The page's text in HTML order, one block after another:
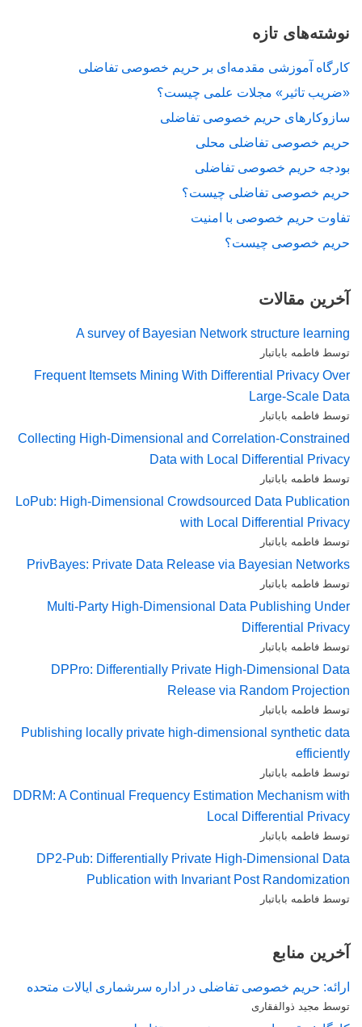
نوشته‌های تازه
کارگاه آموزشی مقدمه‌ای بر حریم خصوصی تفاضلی
«ضریب تاثیر» مجلات علمی چیست؟
سازوکارهای حریم خصوصی تفاضلی
حریم خصوصی تفاضلی محلی
بودجه حریم خصوصی تفاضلی
حریم خصوصی تفاضلی چیست؟
تفاوت حریم خصوصی با امنیت
حریم خصوصی چیست؟
آخرین مقالات
A survey of Bayesian Network structure learning
توسط فاطمه باباتبار
Frequent Itemsets Mining With Differential Privacy Over
Large-Scale Data
توسط فاطمه باباتبار
Collecting High-Dimensional and Correlation-Constrained
Data with Local Differential Privacy
توسط فاطمه باباتبار
LoPub: High-Dimensional Crowdsourced Data Publication
with Local Differential Privacy
توسط فاطمه باباتبار
PrivBayes: Private Data Release via Bayesian Networks
توسط فاطمه باباتبار
Multi-Party High-Dimensional Data Publishing Under
Differential Privacy
توسط فاطمه باباتبار
DPPro: Differentially Private High-Dimensional Data
Release via Random Projection
توسط فاطمه باباتبار
Publishing locally private high-dimensional synthetic data
efficiently
توسط فاطمه باباتبار
DDRM: A Continual Frequency Estimation Mechanism with
Local Differential Privacy
توسط فاطمه باباتبار
DP2-Pub: Differentially Private High-Dimensional Data
Publication with Invariant Post Randomization
توسط فاطمه باباتبار
آخرین منابع
ارائه: حریم خصوصی تفاضلی در اداره سرشماری ایالات متحده
توسط مجید ذوالفقاری